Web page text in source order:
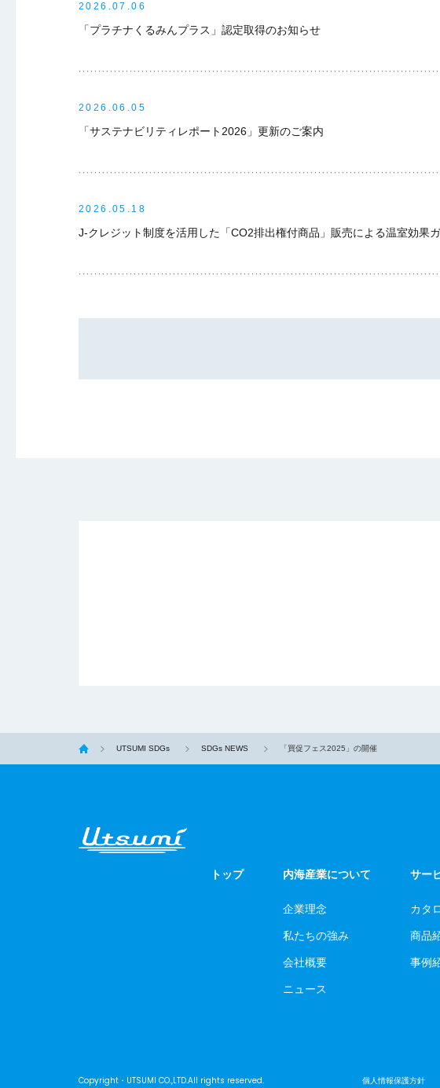
2026.07.06
「プラチナくるみんプラス」認定取得のお知らせ
2026.06.05
「サステナビリティレポート2026」更新のご案内
2026.05.18
J-クレジット制度を活用した「CO2排出権付商品」販売による温室効果
UTSUMI SDGs SDGs NEWS 「買促フェス2025」の開催
トップ 内海産業について
企業理念
私たちの強み
会社概要
ニュース
サー
カタ
商品
事例
Copyright・UTSUMI CO.,LTD.All rights reserved. 個人情報保護方針